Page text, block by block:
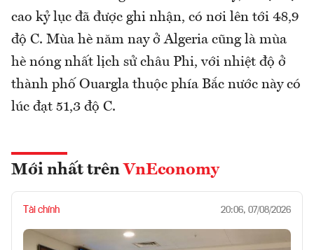
cao kỷ lục đã được ghi nhận, có nơi lên tới 48,9
độ C. Mùa hè năm nay ở Algeria cũng là mùa
hè nóng nhất lịch sử châu Phi, với nhiệt độ ở
thành phố Ouargla thuộc phía Bắc nước này có
lúc đạt 51,3 độ C.
Mới nhất trên VnEconomy
Tài chính 20:06, 07/08/2026